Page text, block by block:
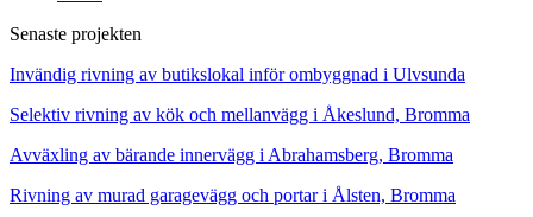
Senaste projekten
Invändig rivning av butikslokal inför ombyggnad i Ulvsunda
Selektiv rivning av kök och mellanvägg i Åkeslund, Bromma
Avväxling av bärande innervägg i Abrahamsberg, Bromma
Rivning av murad garagevägg och portar i Ålsten, Bromma